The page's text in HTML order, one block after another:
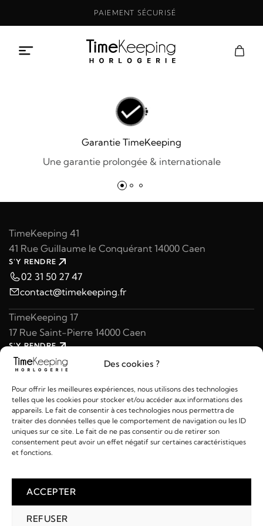
Des cookies ?
Pour offrir les meilleures expériences, nous utilisons des technologies
telles que les cookies pour stocker et/ou accéder aux informations des
appareils. Le fait de consentir à ces technologies nous permettra de
traiter des données telles que le comportement de navigation ou les ID
uniques sur ce site. Le fait de ne pas consentir ou de retirer son
consentement peut avoir un effet négatif sur certaines caractéristiques
et fonctions.
ACCEPTER
REFUSER
PAIEMENT SÉCURISÉ
Garantie TimeKeeping
Une garantie prolongée & internationale
TimeKeeping 41
41 Rue Guillaume le Conquérant 14000 Caen
S'Y RENDRE
02 31 50 27 47
contact@timekeeping.fr
TimeKeeping 17
17 Rue Saint-Pierre 14000 Caen
S'Y RENDRE
02 31 47 49 97
contact@timekeeping.fr
Liens utiles
2026 © TIMEKEEPING - Réalisé par